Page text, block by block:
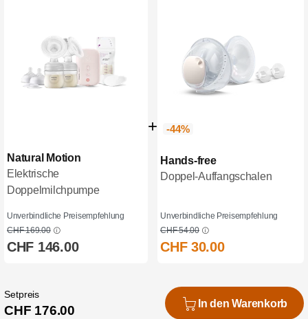
Natural Motion
Elektrische
Doppelmilchpumpe
Unverbindliche Preisempfehlung
CHF 169.00
CHF 146.00
-44%
Hands-free
Doppel-Auffangschalen
Unverbindliche Preisempfehlung
CHF 54.00
CHF 30.00
Setpreis
CHF 176.00 In den Warenkorb